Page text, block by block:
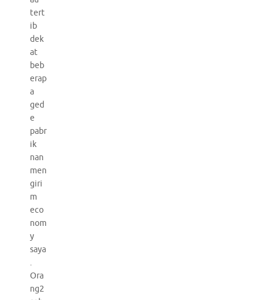
tert
ib
dek
at
beb
erap
a
ged
e
pabr
ik
nan
men
giri
m
eco
nom
y
saya
.
Ora
ng2